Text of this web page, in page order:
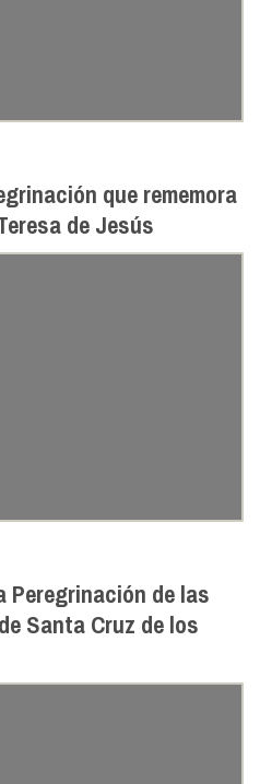
que rememora
de Jesús
de las
Santa Cruz de los